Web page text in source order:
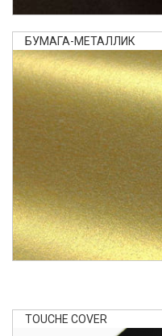
БУМАГА-МЕТАЛЛИК
TOUCHE COVER